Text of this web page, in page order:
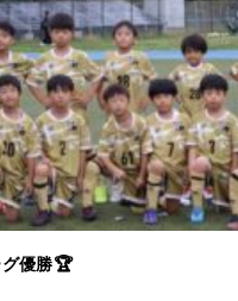
優勝🏆